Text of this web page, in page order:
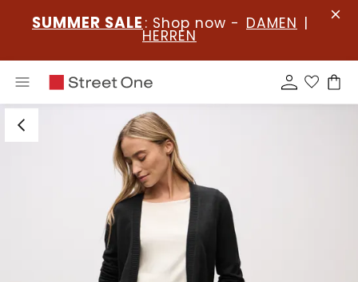
SUMMER SALE : Shop now - DAMEN |
HERREN